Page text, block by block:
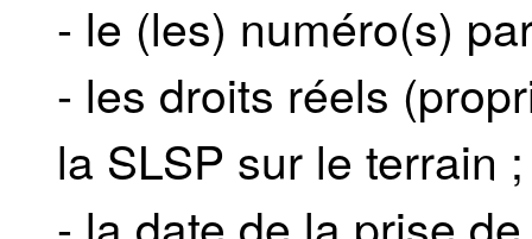
- le (les) numéro(s)
- les droits réels
la SLSP sur le terrain ;